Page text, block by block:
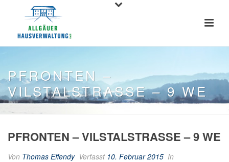
PFRONTEN –
VILSTALSTRASSE – 9 WE
PFRONTEN – VILSTALSTRASSE – 9 WE
Von Thomas Effendy Verfasst 10. Februar 2015 In